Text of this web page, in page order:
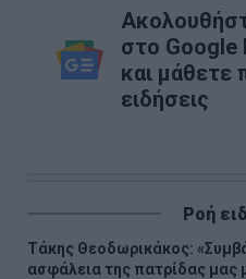
στο Google
και μάθετε
ειδήσεις
Ροή
Τάκης Θεοδωρικάκος:
ασφάλεια της πατρίδας μας